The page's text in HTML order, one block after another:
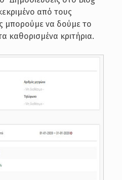
από τους
μπορούμε να δούμε το
καθορισμένα κριτήρια.